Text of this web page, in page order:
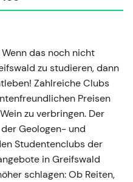
das noch nicht
zu studieren, dann
Zahlreiche Clubs
Preisen
zu verbringen. Der
der Geologen- und
Studentenclubs der
in Greifswald
schlagen: Ob Reiten,